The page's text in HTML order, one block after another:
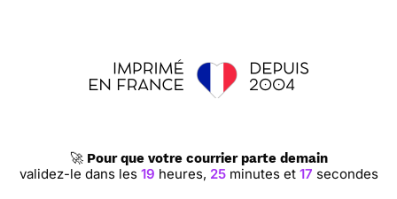
🚀 Pour que votre courrier parte demain
validez-le dans les 19 heures, 25minutes et 16 secondes